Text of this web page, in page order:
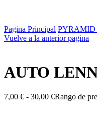
Pagina Principal PYRAMID
Vuelve a la anterior pagina
AUTO
7,00 € - 30,00 €Rango de